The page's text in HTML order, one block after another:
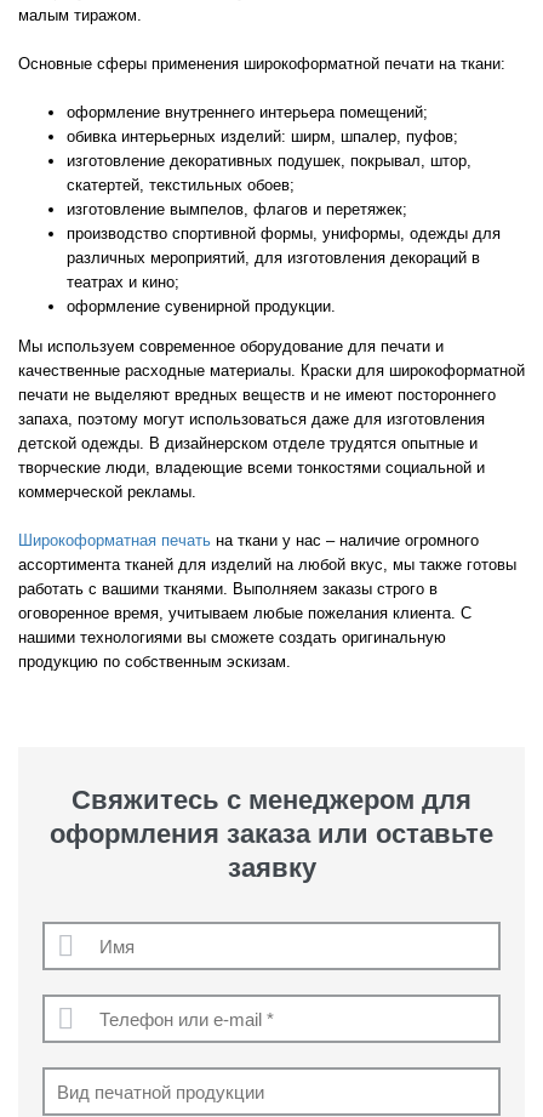
малым тиражом.
Основные сферы применения широкоформатной печати на ткани:
оформление внутреннего интерьера помещений;
обивка интерьерных изделий: ширм, шпалер, пуфов;
изготовление декоративных подушек, покрывал, штор,
скатертей, текстильных обоев;
изготовление вымпелов, флагов и перетяжек;
производство спортивной формы, униформы, одежды для
различных мероприятий, для изготовления декораций в
театрах и кино;
оформление сувенирной продукции.
Мы используем современное оборудование для печати и
качественные расходные материалы. Краски для широкоформатной
печати не выделяют вредных веществ и не имеют постороннего
запаха, поэтому могут использоваться даже для изготовления
детской одежды. В дизайнерском отделе трудятся опытные и
творческие люди, владеющие всеми тонкостями социальной и
коммерческой рекламы.
Широкоформатная печать на ткани у нас – наличие огромного
ассортимента тканей для изделий на любой вкус, мы также готовы
работать с вашими тканями. Выполняем заказы строго в
оговоренное время, учитываем любые пожелания клиента. С
нашими технологиями вы сможете создать оригинальную
продукцию по собственным эскизам.
Свяжитесь с менеджером для
оформления заказа или оставьте
заявку